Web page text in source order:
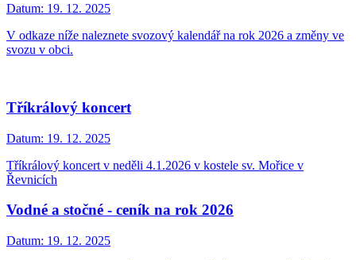
Datum: 19. 12. 2025
V odkaze níže naleznete svozový kalendář na rok 2026 a změny ve
svozu v obci.
Tříkrálový koncert
Datum: 19. 12. 2025
Tříkrálový koncert v neděli 4.1.2026 v kostele sv. Mořice v
Řevnicích
Vodné a stočné - ceník na rok 2026
Datum: 19. 12. 2025